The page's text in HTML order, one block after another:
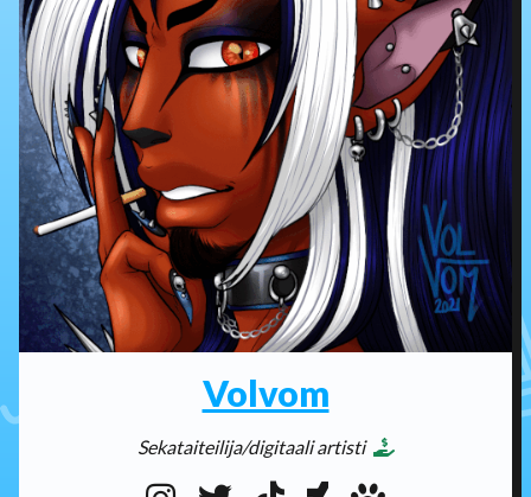
Volvom
Sekataiteilija/digitaali artisti